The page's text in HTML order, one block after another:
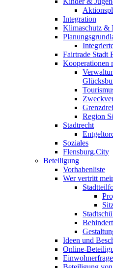
Integration
Klimaschutz &
Fairtrade Stadt
Kooperationen
Region
Stadtrecht
Soziales
Flensburg.City
Beteiligung
Vorhabenliste
Wer vertritt
Ideen und
Online-